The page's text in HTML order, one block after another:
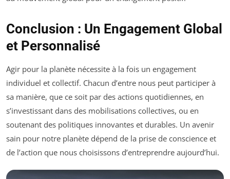
Conclusion : Un Engagement Global
et Personnalisé
Agir pour la planète nécessite à la fois un engagement
individuel et collectif. Chacun d’entre nous peut participer à
sa manière, que ce soit par des actions quotidiennes, en
s’investissant dans des mobilisations collectives, ou en
soutenant des politiques innovantes et durables. Un avenir
sain pour notre planète dépend de la prise de conscience et
de l’action que nous choisissons d’entreprendre aujourd’hui.